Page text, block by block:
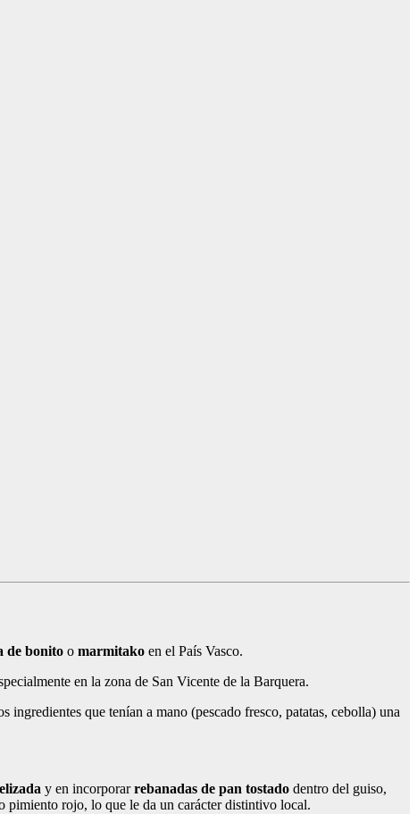
de bonito o marmitako en el País Vasco.
en la zona de San Vicente de la Barquera.
ingredientes que tenían a mano (pescado fresco, patatas, cebolla) una
y en incorporarrebanadas de pan tostado dentro del guiso,
pimiento rojo, lo que le da un carácter distintivo local.